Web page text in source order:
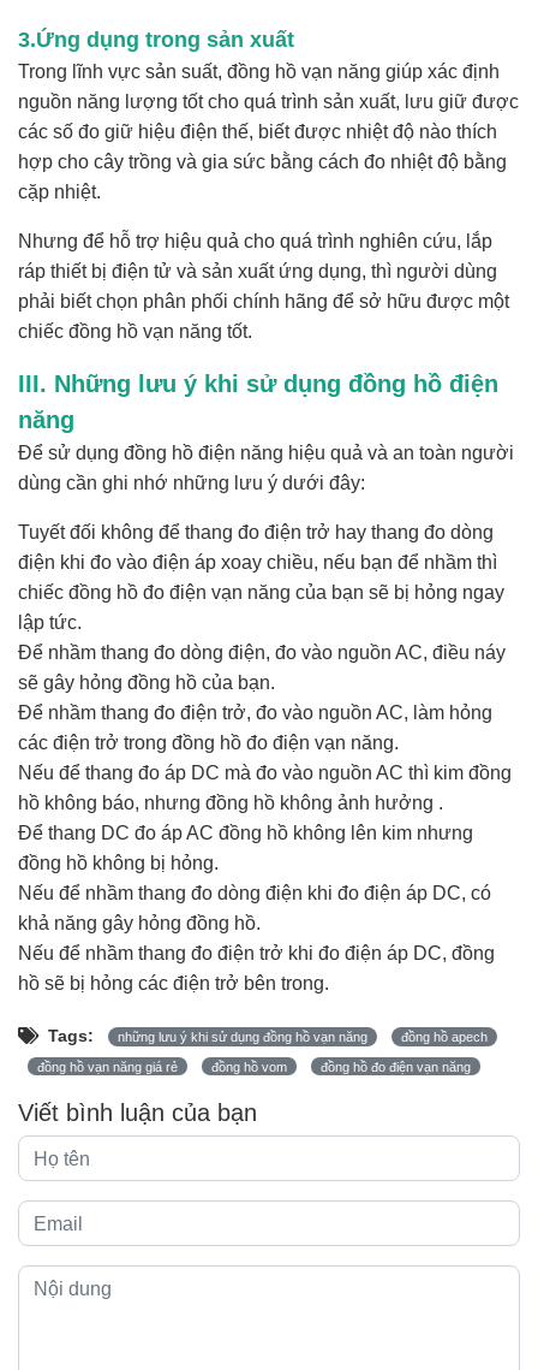
3.Ứng dụng trong sản xuất
Trong lĩnh vực sản suất, đồng hồ vạn năng giúp xác định
nguồn năng lượng tốt cho quá trình sản xuất, lưu giữ được
các số đo giữ hiệu điện thế, biết được nhiệt độ nào thích
hợp cho cây trồng và gia sức bằng cách đo nhiệt độ bằng
cặp nhiệt.
Nhưng để hỗ trợ hiệu quả cho quá trình nghiên cứu, lắp
ráp thiết bị điện tử và sản xuất ứng dụng, thì người dùng
phải biết chọn phân phối chính hãng để sở hữu được một
chiếc đồng hồ vạn năng tốt.
III. Những lưu ý khi sử dụng đồng hồ điện
năng
Để sử dụng đồng hồ điện năng hiệu quả và an toàn người
dùng cần ghi nhớ những lưu ý dưới đây:
Tuyết đối không để thang đo điện trở hay thang đo dòng
điện khi đo vào điện áp xoay chiều, nếu bạn để nhầm thì
chiếc đồng hồ đo điện vạn năng của bạn sẽ bị hỏng ngay
lập tức.
Để nhầm thang đo dòng điện, đo vào nguồn AC, điều náy
sẽ gây hỏng đồng hồ của bạn.
Để nhầm thang đo điện trở, đo vào nguồn AC, làm hỏng
các điện trở trong đồng hồ đo điện vạn năng.
Nếu để thang đo áp DC mà đo vào nguồn AC thì kim đồng
hồ không báo, nhưng đồng hồ không ảnh hưởng .
Để thang DC đo áp AC đồng hồ không lên kim nhưng
đồng hồ không bị hỏng.
Nếu để nhầm thang đo dòng điện khi đo điện áp DC, có
khả năng gây hỏng đồng hồ.
Nếu để nhầm thang đo điện trở khi đo điện áp DC, đồng
hồ sẽ bị hỏng các điện trở bên trong.
Tags: những lưu ý khi sử dụng đồng hồ vạn năng đồng hồ apech
đồng hồ vạn năng giá rẻ đồng hồ vom đồng hồ đo điện vạn năng
Viết bình luận của bạn